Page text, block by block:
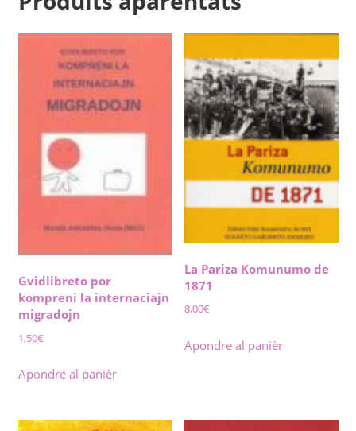
Gvidlibreto por
kompreni la internaciajn
migradojn
1,50€
Apondre al panièr
La Pariza Komunumo de
1871
8,00€
Apondre al panièr